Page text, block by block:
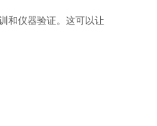
和仪器验证。这可以让